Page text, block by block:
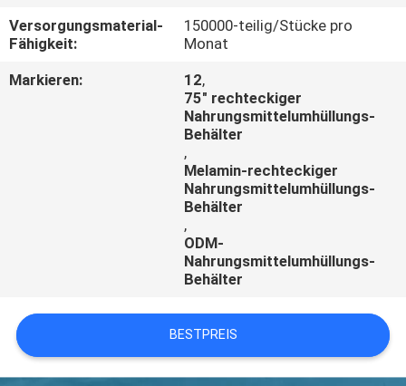
VERBINDUNG
Versorgungsmaterial-
Fähigkeit:
150000-teilig/Stücke pro
Monat
Markieren:
12,
75" rechteckiger
Nahrungsmittelumhüllungs-
Behälter
,
Melamin-rechteckiger
Nahrungsmittelumhüllungs-
Behälter
,
ODM-
Nahrungsmittelumhüllungs-
Behälter
BESTPREIS